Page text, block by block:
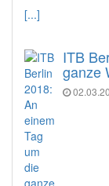
[...]
ITB
ganze